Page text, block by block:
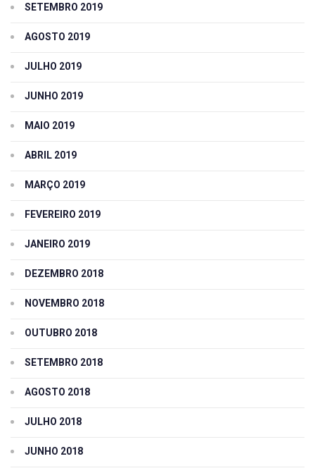
SETEMBRO 2019
AGOSTO 2019
JULHO 2019
JUNHO 2019
MAIO 2019
ABRIL 2019
MARÇO 2019
FEVEREIRO 2019
JANEIRO 2019
DEZEMBRO 2018
NOVEMBRO 2018
OUTUBRO 2018
SETEMBRO 2018
AGOSTO 2018
JULHO 2018
JUNHO 2018